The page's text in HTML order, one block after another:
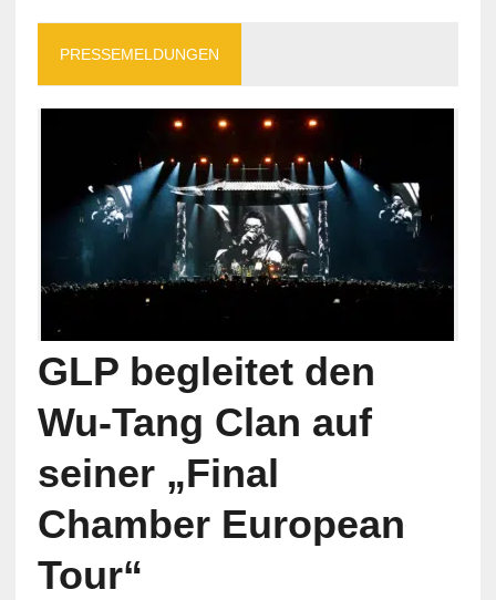
PRESSEMELDUNGEN
GLP begleitet den
Wu-Tang Clan auf
seiner „Final
Chamber European
Tour“